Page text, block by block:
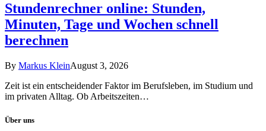
Stundenrechner online: Stunden,
Minuten, Tage und Wochen schnell
berechnen
By Markus KleinAugust 3, 2026
Zeit ist ein entscheidender Faktor im Berufsleben, im Studium und
im privaten Alltag. Ob Arbeitszeiten…
Über uns